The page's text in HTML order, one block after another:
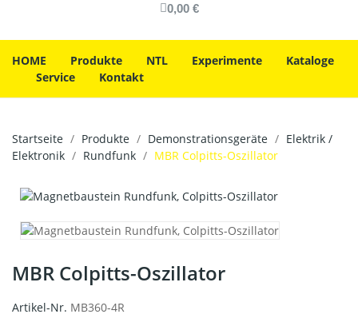
0,00 €
HOME Produkte NTL Experimente
Kataloge
Service
Kontakt
Startseite Produkte Demonstrationsgeräte
Elektrik /
Elektronik
Rundfunk MBR Colpitts-Oszillator
MBR Colpitts-Oszillator
Artikel-Nr. MB360-4R